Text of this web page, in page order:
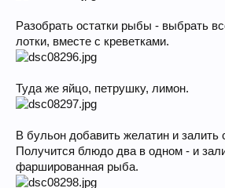
Разобрать остатки рыбы - выбрать
лотки, вместе с креветками.
Туда же яйцо, петрушку, лимон.
В бульон добавить желатин и залить
Получится блюдо два в одном - и
фаршированная рыба.